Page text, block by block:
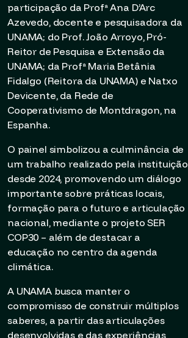
participação da Profª Ana D’Arc
Azevedo, docente e pesquisadora da
UNAMA; do Prof. João Arroyo, Pró-
Reitor de Pesquisa e Extensão da
UNAMA; da Profª Maria Betânia
Fidalgo (Reitora da UNAMA) e Natxo
Devicente, da Rede de
Cooperativismo de Montdragon, na
Espanha.
O painel simbolizou a culminância de
um trabalho realizado pela instituição
desde 2024, promovendo um diálogo
importante sobre práticas locais,
formação para o futuro e articulação
nacional, mediante o projeto SER
COP30 – além de destacar a
educação no centro da agenda
climática.
A UNAMA busca manter o
compromisso de construir múltiplos
saberes, a partir das articulações
desenvolvidas e das experiências